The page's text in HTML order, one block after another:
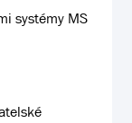
systémy MS